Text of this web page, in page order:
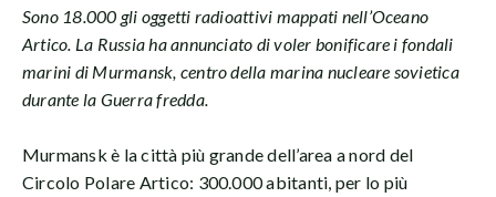
Sono 18.000 gli oggetti radioattivi mappati nell’Oceano
Artico. La Russia ha annunciato di voler bonificare i fondali
marini di Murmansk, centro della marina nucleare sovietica
durante la Guerra fredda.
Murmansk è la città più grande dell’area a nord del
Circolo Polare Artico: 300.000 abitanti, per lo più